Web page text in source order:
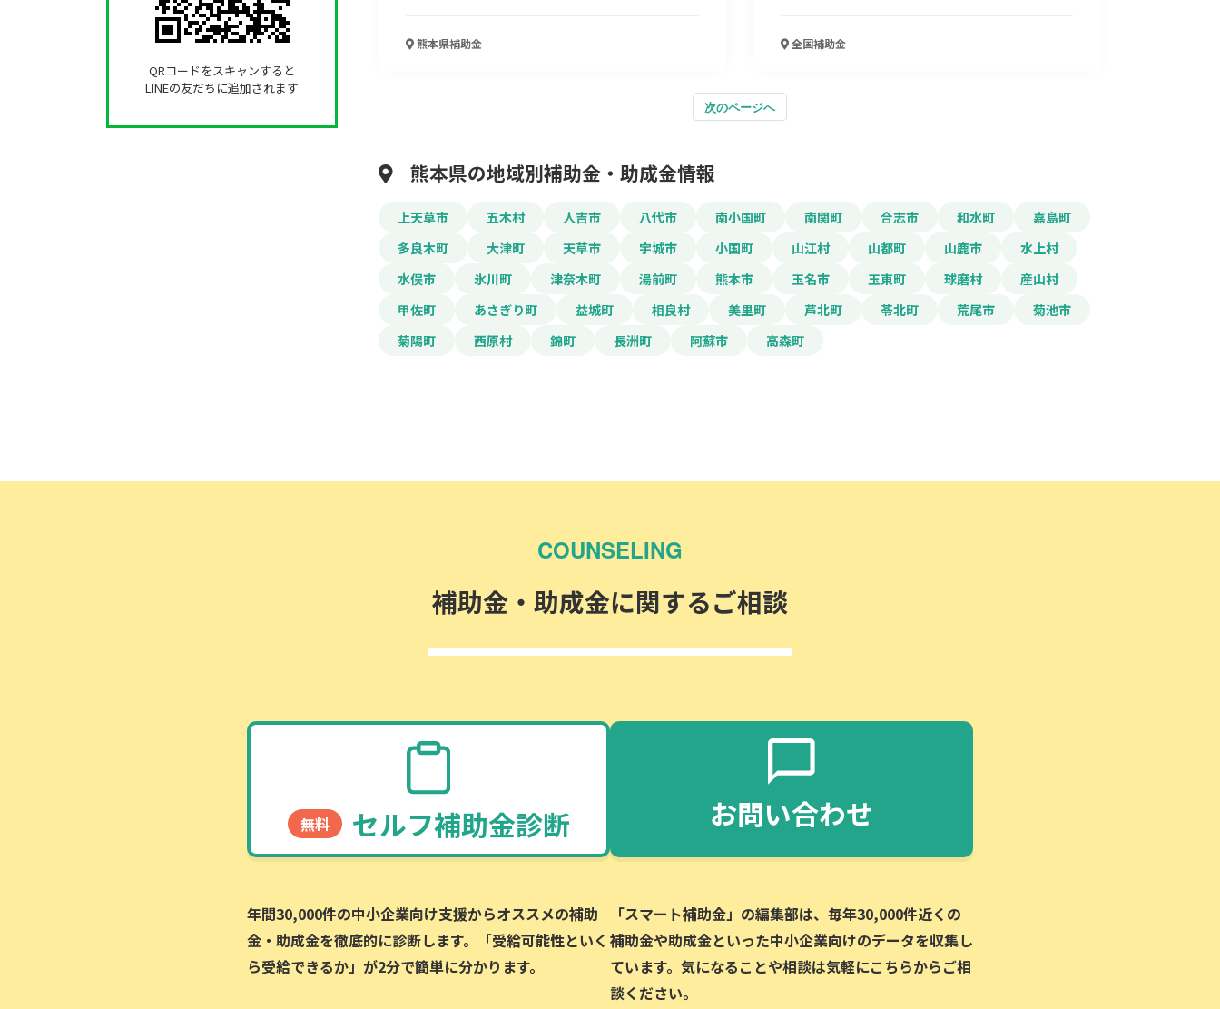
QRコードをスキャンすると
LINEの友だちに追加されます
熊本県補助金 全国補助金
次のページへ
熊本県の地域別補助金・助成金情報
上天草市 五木村 人吉市 八代市 南小国町 南関町 合志市 和水町
嘉島町
多良木町
大津町 天草市 宇城市 小国町 山江村 山都町 山鹿市
水上村
水俣市
氷川町 津奈木町 湯前町 熊本市 玉名市 玉東町 球磨村
産山村
甲佐町
あさぎり町 益城町 相良村 美里町 芦北町 苓北町 荒尾市
菊池市
菊陽町
西原村 錦町 長洲町 阿蘇市 高森町
COUNSELING
補助金・助成金に関するご相談
無料 セルフ補助金診断
年間30,000件の中小企業向け支援からオススメの補助
金・助成金を徹底的に診断します。「受給可能性といく
ら受給できるか」が2分で簡単に分かります。
お問い合わせ
「スマート補助金」の編集部は、毎年30,000件近くの
補助金や助成金といった中小企業向けのデータを収集し
ています。気になることや相談は気軽にこちらからご相
談ください。